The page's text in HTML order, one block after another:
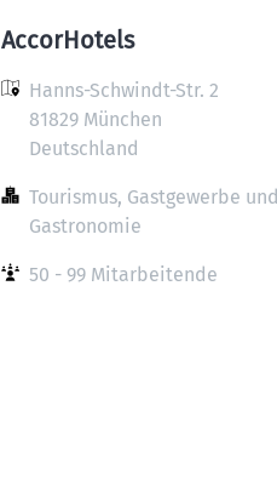
AccorHotels
Hanns-Schwindt-Str. 2
81829 München
Deutschland
Tourismus, Gastgewerbe und
Gastronomie
50 - 99 Mitarbeitende